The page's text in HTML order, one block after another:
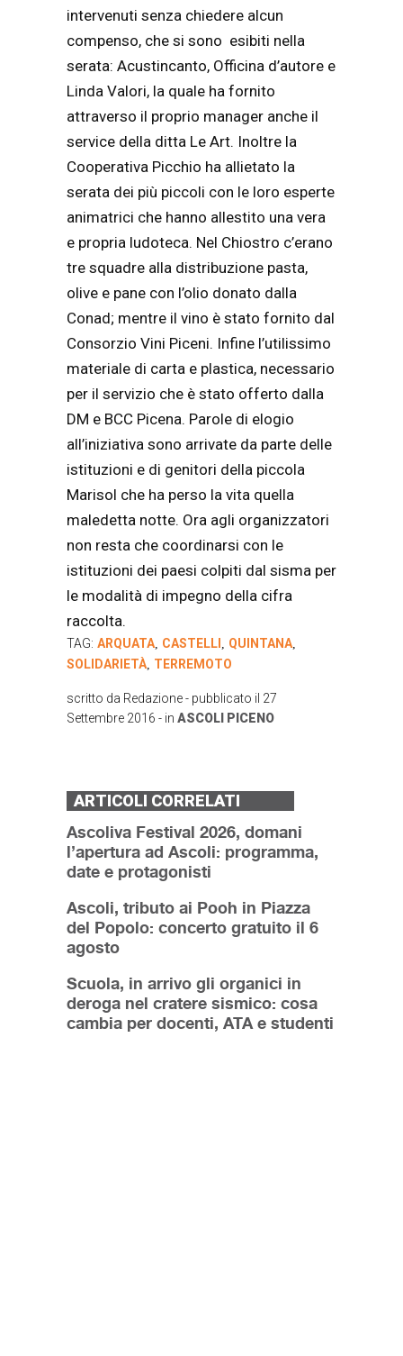
intervenuti senza chiedere alcun
compenso, che si sono esibiti nella
serata: Acustincanto, Officina d’autore e
Linda Valori, la quale ha fornito
attraverso il proprio manager anche il
service della ditta Le Art. Inoltre la
Cooperativa Picchio ha allietato la
serata dei più piccoli con le loro esperte
animatrici che hanno allestito una vera
e propria ludoteca. Nel Chiostro c’erano
tre squadre alla distribuzione pasta,
olive e pane con l’olio donato dalla
Conad; mentre il vino è stato fornito dal
Consorzio Vini Piceni. Infine l’utilissimo
materiale di carta e plastica, necessario
per il servizio che è stato offerto dalla
DM e BCC Picena. Parole di elogio
all’iniziativa sono arrivate da parte delle
istituzioni e di genitori della piccola
Marisol che ha perso la vita quella
maledetta notte. Ora agli organizzatori
non resta che coordinarsi con le
istituzioni dei paesi colpiti dal sisma per
le modalità di impegno della cifra
raccolta.
TAG: ARQUATA CASTELLI QUINTANA
SOLIDARIETÀ TERREMOTO
scritto da Redazione- pubblicato il 27
Settembre 2016 - in ASCOLI PICENO
ARTICOLI CORRELATI
Ascoliva Festival 2026, domani
l’apertura ad Ascoli: programma,
date e protagonisti
Ascoli, tributo ai Pooh in Piazza
del Popolo: concerto gratuito il 6
agosto
Scuola, in arrivo gli organici in
deroga nel cratere sismico: cosa
cambia per docenti, ATA e studenti